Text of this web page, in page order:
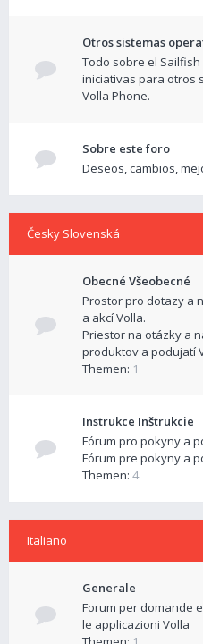
Otros sistemas
Todo sobre el
iniciativas para otros
Volla Phone.
Sobre este foro
Deseos, cambios,
Česky Slovenská
Obecné Všeobecné
Prostor pro dotazy a
a akcí Volla.
Priestor na otázky a
produktov a podujatí
Themen: 1
Instrukce Inštrukcie
Fórum pro pokyny a
Fórum pre pokyny a
Themen: 4
Italiano
Generale
Forum per domande
le applicazioni Volla